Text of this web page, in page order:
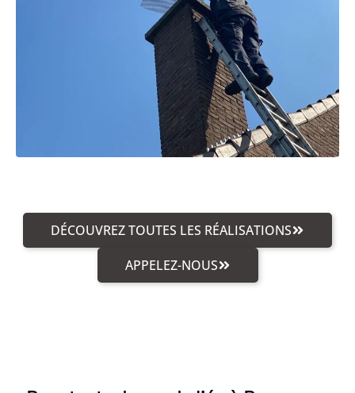
DÉCOUVREZ TOUTES LES RÉALISATIONS
APPELEZ-NOUS